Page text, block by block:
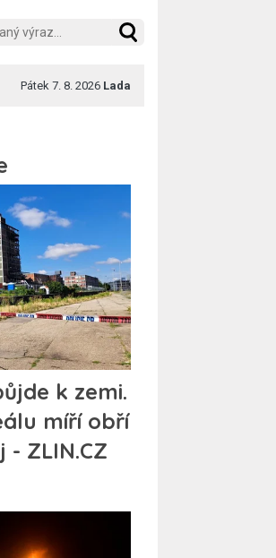
Pátek 7. 8. 2026 Lada